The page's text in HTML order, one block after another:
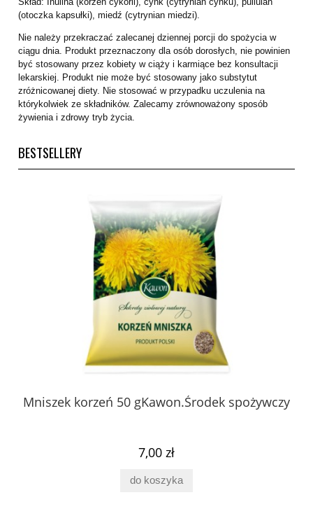
(otoczka kapsułki), miedź (cytrynian miedzi).
Nie należy przekraczać zalecanej dziennej porcji do spożycia w
ciągu dnia. Produkt przeznaczony dla osób dorosłych, nie powinien
być stosowany przez kobiety w ciąży i karmiące bez konsultacji
lekarskiej. Produkt nie może być stosowany jako substytut
zróżnicowanej diety. Nie stosować w przypadku uczulenia na
którykolwiek ze składników. Zalecamy zrównoważony sposób
żywienia i zdrowy tryb życia.
BESTSELLERY
Mniszek korzeń 50 gKawon.Środek spożywczy
7,00 zł
do koszyka